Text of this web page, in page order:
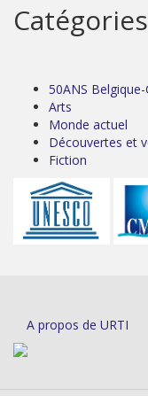
Catégories
50ANS Belgique-
Arts
Monde actuel
Découvertes et
Fiction
A propos de URTI